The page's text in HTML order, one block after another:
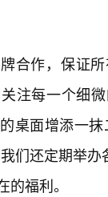
合作，保证
注每一个细
桌面增添一
们还定期举
福利。